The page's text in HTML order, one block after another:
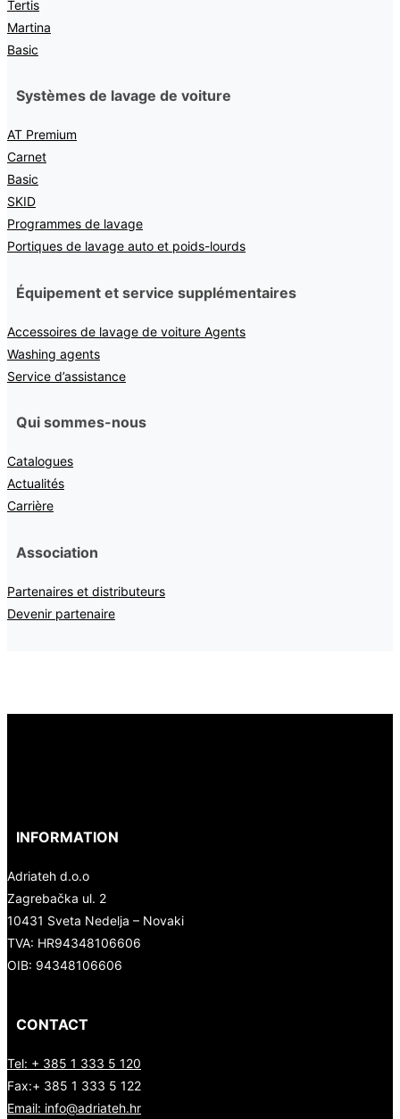
Tertis
Martina
Basic
Systèmes de lavage de voiture
AT Premium
Carnet
Basic
SKID
Programmes de lavage
Portiques de lavage auto et poids-lourds
Équipement et service supplémentaires
Accessoires de lavage de voiture Agents
Washing agents
Service d’assistance
Qui sommes-nous
Catalogues
Actualités
Carrière
Association
Partenaires et distributeurs
Devenir partenaire
INFORMATION
Adriateh d.o.o
Zagrebačka ul. 2
10431 Sveta Nedelja – Novaki
TVA: HR94348106606
OIB: 94348106606
CONTACT
Tel: + 385 1 333 5 120
Fax:+ 385 1 333 5 122
Email: info@adriateh.hr